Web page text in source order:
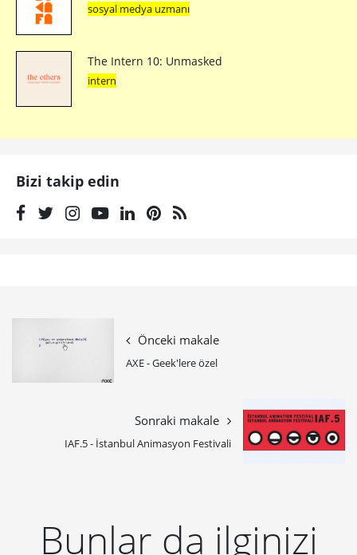
sosyal medya uzmanı
The Intern 10: Unmasked
intern
Bizi takip edin
Önceki makale
AXE - Geek'lere özel
Sonraki makale
IAF.5 - İstanbul Animasyon Festivali
Bunlar da ilginizi